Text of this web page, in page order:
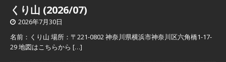
くり山 (2026/07)
2026年7月30日
名前：くり山 場所：〒221-0802 神奈川県横浜市神奈川区六角橋1-17-
29 地図はこちらから […]